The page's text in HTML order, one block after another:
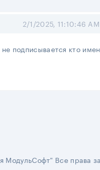
2/1/2025, 11:10:46 AM
подписывается кто
Все права